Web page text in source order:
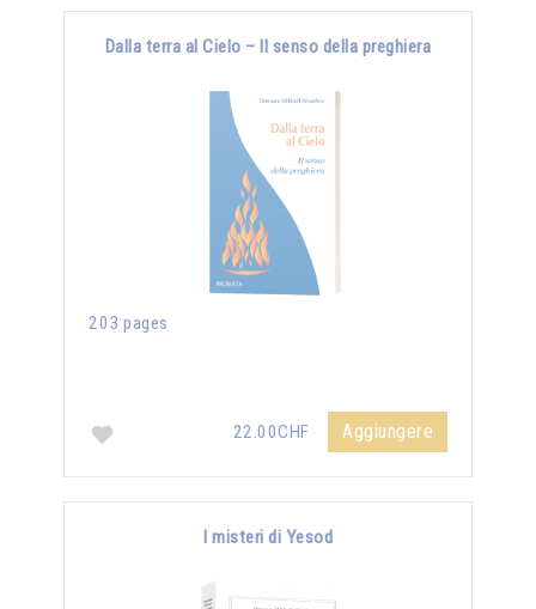
Dalla terra al Cielo – Il senso della preghiera
203 pages
22.00CHF Aggiungere
I misteri di Yesod